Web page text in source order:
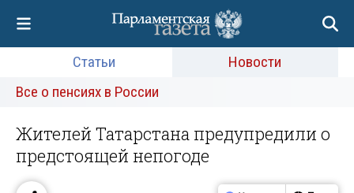
Статьи
Новости
Все о пенсиях в России
Жителей Татарстана предупредили о
предстоящей непогоде